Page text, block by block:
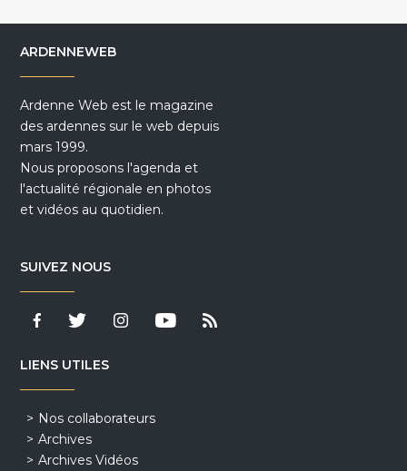
ARDENNEWEB
Ardenne Web est le magazine
des ardennes sur le web depuis
mars 1999.
Nous proposons l'agenda et
l'actualité régionale en photos
et vidéos au quotidien.
SUIVEZ NOUS
LIENS UTILES
Nos collaborateurs
Archives
Archives Vidéos